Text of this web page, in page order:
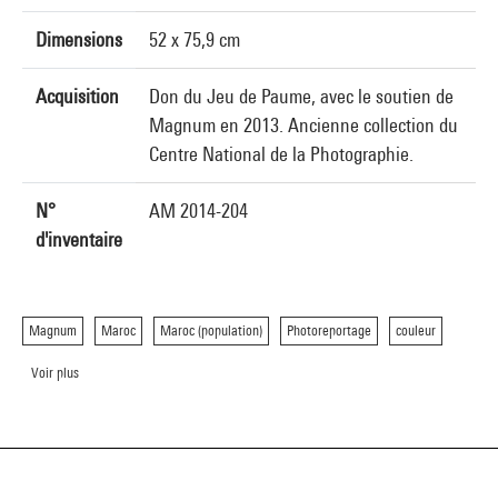
Dimensions 52 x 75,9 cm
Acquisition
Don du Jeu de Paume, avec le soutien de
Magnum en 2013. Ancienne collection du
Centre National de la Photographie.
N°
d'inventaire
AM 2014-204
Magnum Maroc Maroc (population) Photoreportage couleur
Voir plus